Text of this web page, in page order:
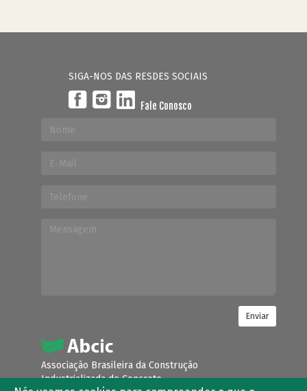
SIGA-NOS DAS RESDES SOCIAIS
Fale Conosco
Enviar
Associação Brasileira da Construção
Industrializada de Concreto